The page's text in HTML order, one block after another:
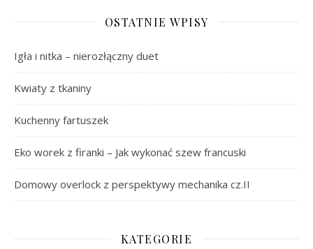
OSTATNIE WPISY
Igła i nitka – nierozłączny duet
Kwiaty z tkaniny
Kuchenny fartuszek
Eko worek z firanki – Jak wykonać szew francuski
Domowy overlock z perspektywy mechanika cz.II
KATEGORIE